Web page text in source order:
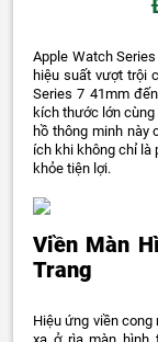
Apple Watch
hiệu suất vượt trội
Series 7 41mm
kích thước lớn
hồ thông minh này
ích khi không chỉ là
khỏe tiện lợi.
Viền Màn
Trang
Hiệu ứng viền